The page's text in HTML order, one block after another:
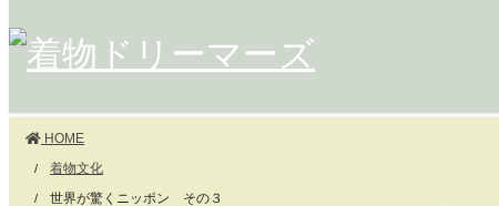
ン
ツ
ビ
シ
HOME
着物文化
世界が驚くニッポン その３